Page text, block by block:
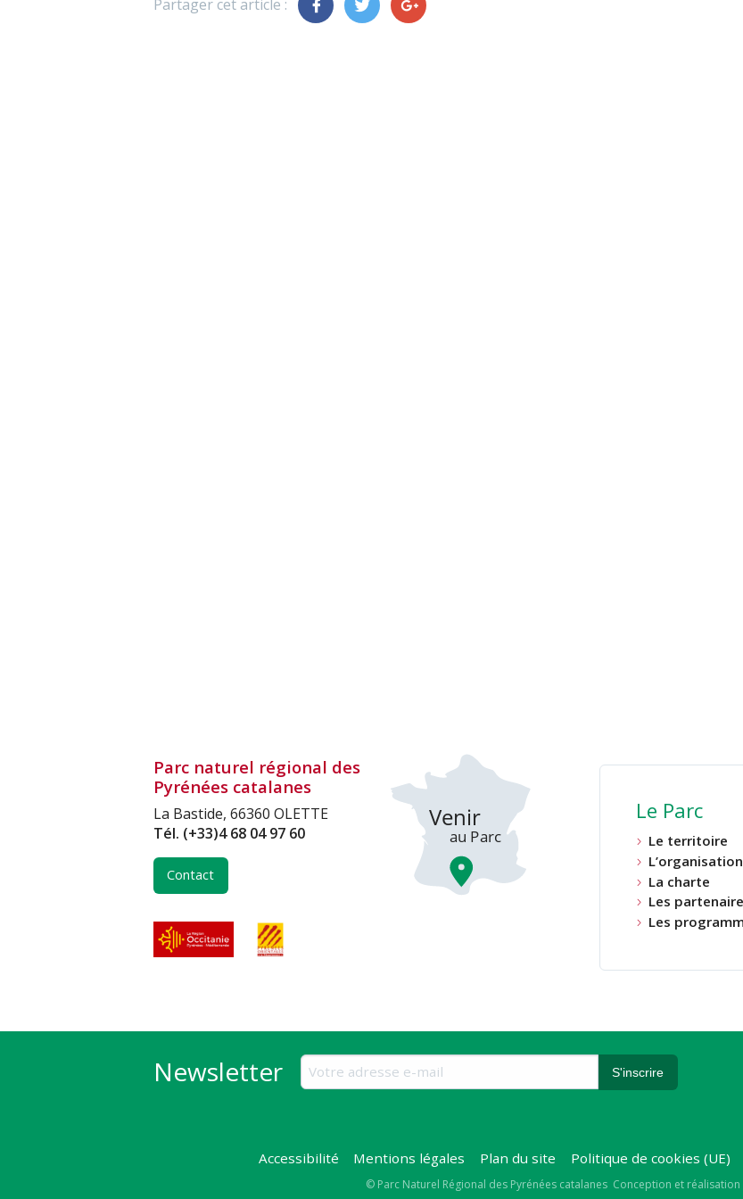
Partager cet article :
Parc naturel régional des
Pyrénées catalanes
La Bastide, 66360 OLETTE
Tél. (+33)4 68 04 97 60
Contact
Le Parc
Le territoire
L’organisation
La charte
Les
Les
Newsletter
Accessibilité Mentions légales Plan du site Politique de cookies (UE)
Copyright
© Parc Naturel Régional des Pyrénées catalanes Conception et réalisation